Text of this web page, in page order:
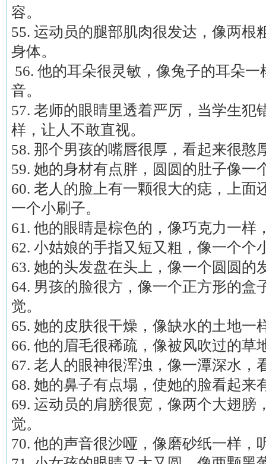
容。
55. 运动员的腿部肌肉很发达，像两根
身体。
56. 他的耳朵很灵敏，像兔子的耳朵
音。
57. 老师的眼睛里透着严厉，当学生犯
样，让人不敢直视。
58. 那个男孩的嘴唇很厚，看起来很憨
59. 她的身材有点胖，圆圆的肚子像
60. 老人的脸上有一颗很大的痣，上面
一个小刷子。
61. 他的眼睛是棕色的，像巧克力一
62. 小姑娘的手指又短又粗，像一个
63. 她的头发盘在头上，像一个圆圆的
64. 男孩的脸很方，像一个正方形的盒
觉。
65. 她的皮肤很干燥，像缺水的土地
66. 他的眉毛很稀疏，像被风吹过的草
67. 老人的眼神很浑浊，像一潭深水，
68. 她的鼻子有点塌，使她的脸看起来
69. 运动员的肩膀很宽，像两个大翅膀
觉。
70. 他的声音很沙哑，像磨砂纸一样，